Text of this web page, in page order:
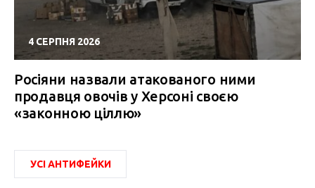
4 СЕРПНЯ 2026
Росіяни назвали атакованого ними
продавця овочів у Херсоні своєю
«законною ціллю»
УСІ АНТИФЕЙКИ